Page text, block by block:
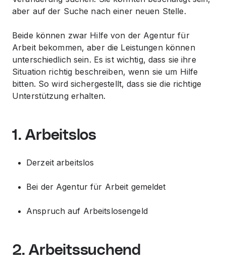
aber auf der Suche nach einer neuen Stelle.
Beide können zwar Hilfe von der Agentur für
Arbeit bekommen, aber die Leistungen können
unterschiedlich sein. Es ist wichtig, dass sie ihre
Situation richtig beschreiben, wenn sie um Hilfe
bitten. So wird sichergestellt, dass sie die richtige
Unterstützung erhalten.
1. Arbeitslos
Derzeit arbeitslos
Bei der Agentur für Arbeit gemeldet
Anspruch auf Arbeitslosengeld
2. Arbeitssuchend